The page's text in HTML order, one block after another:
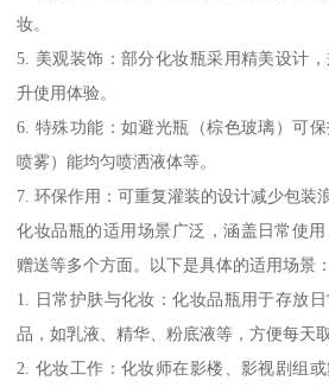
妆。
5. 美观装饰：部分化妆瓶采用精美设计
升使用体验。
6. 特殊功能：如避光瓶（棕色玻璃）可
喷雾）能均匀喷洒液体等。
7. 环保作用：可重复灌装的设计减少包装
化妆品瓶的适用场景广泛，涵盖日常使
赠送等多个方面。以下是具体的适用场景：
1. 日常护肤与化妆：化妆品瓶用于存放
品，如乳液、精华、粉底液等，方便每天取
2. 化妆工作：化妆师在影楼、影视剧组